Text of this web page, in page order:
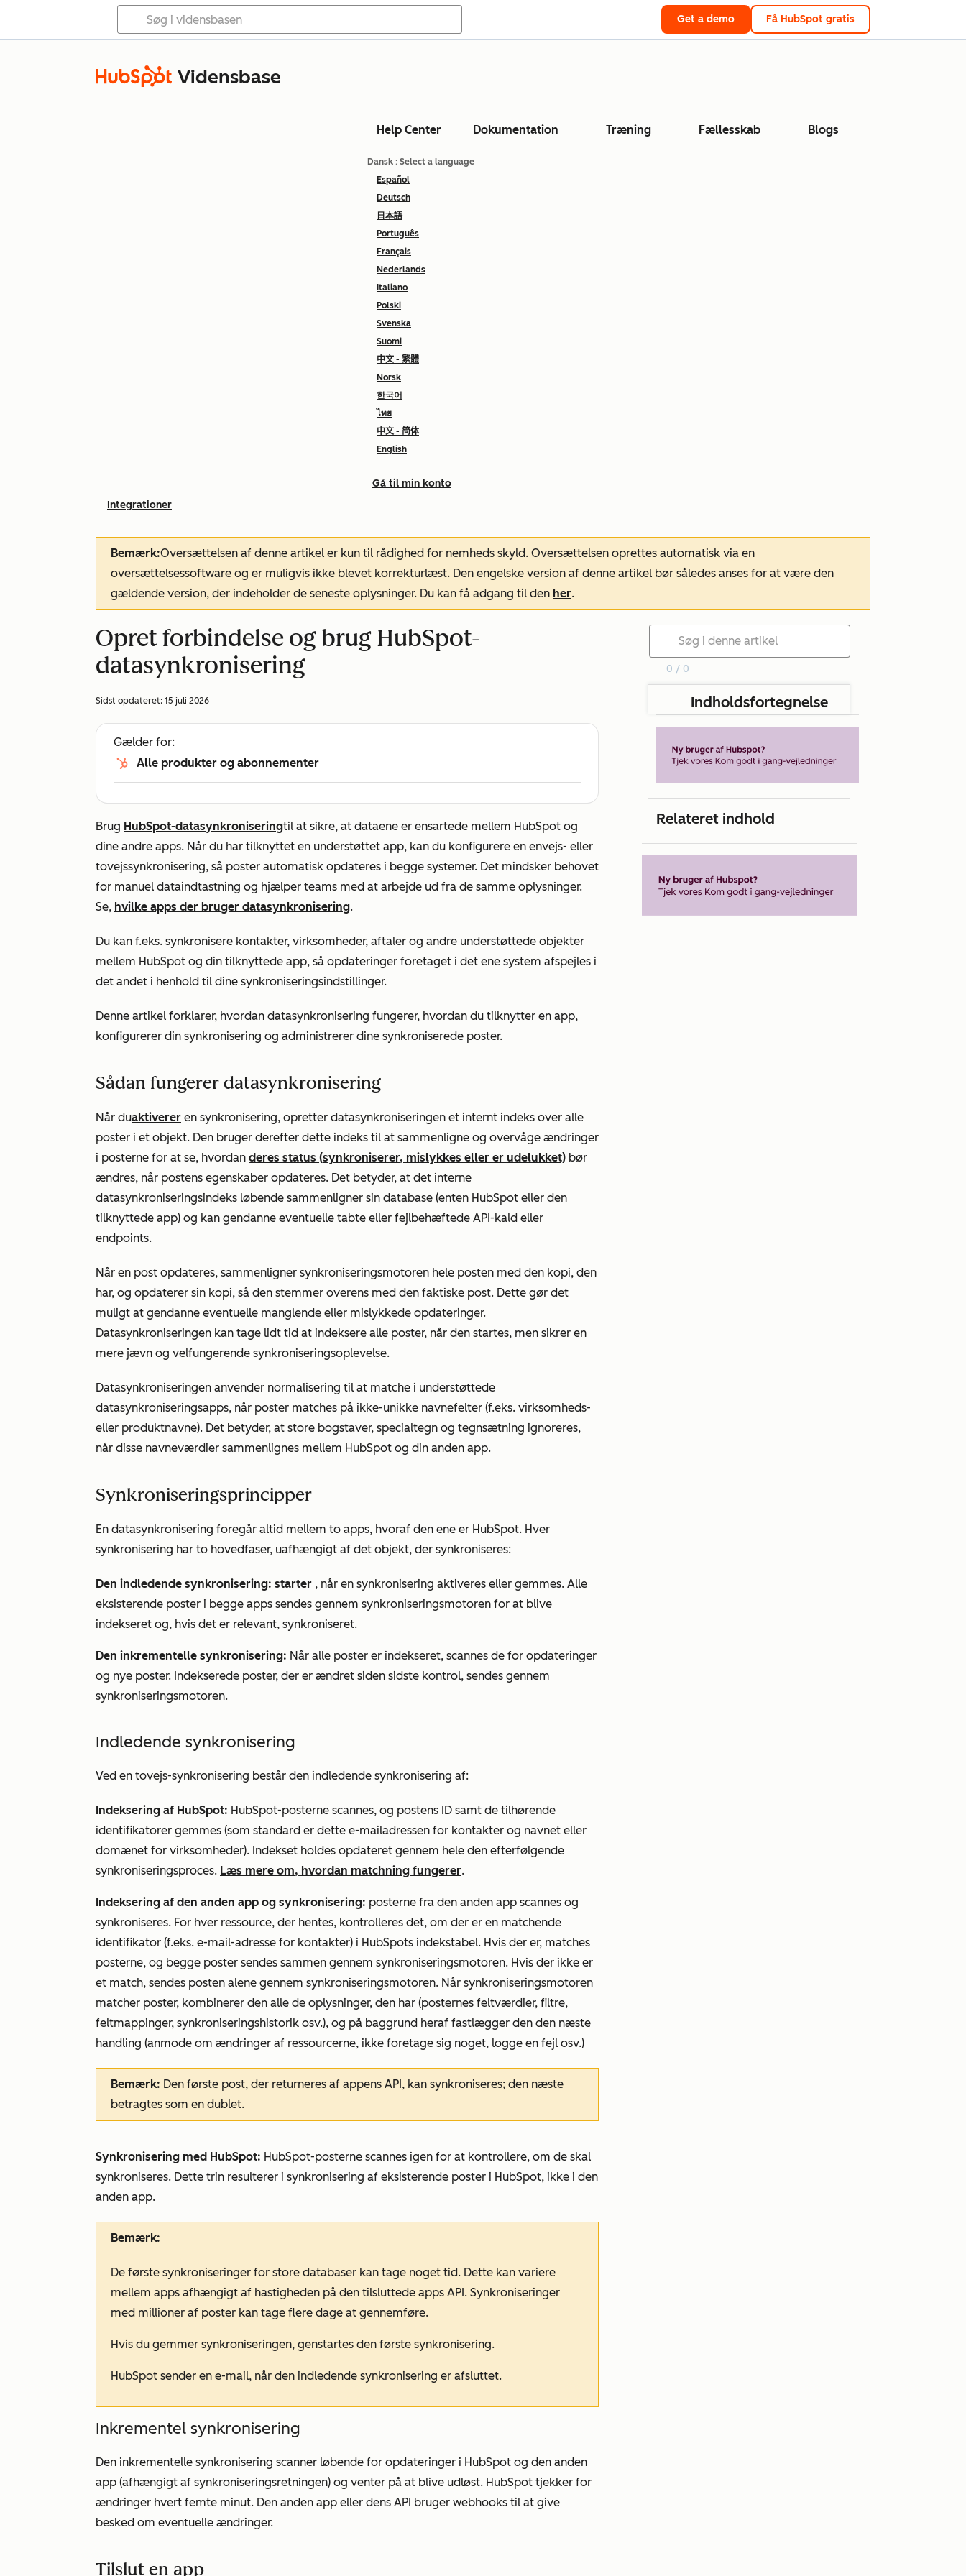
Get a demo Få HubSpot gratis
Vidensbase
Help Center Dokumentation Træning Fællesskab Blogs
Dansk : Select a language
Español
Deutsch
日本語
Português
Français
Nederlands
Italiano
Polski
Svenska
Suomi
中文 - 繁體
Norsk
한국어
ไทย
中文 - 简体
English
Gå til min konto
Integrationer
Bemærk:Oversættelsen af denne artikel er kun til rådighed for nemheds skyld. Oversættelsen oprettes automatisk via en
oversættelsessoftware og er muligvis ikke blevet korrekturlæst. Den engelske version af denne artikel bør således anses for at være den
gældende version, der indeholder de seneste oplysninger. Du kan få adgang til den her.
Opret forbindelse og brug HubSpot-
datasynkronisering
Sidst opdateret: 15 juli 2026
Gælder for:
Alle produkter og abonnementer
Brug HubSpot-datasynkroniseringtil at sikre, at dataene er ensartede mellem HubSpot og
dine andre apps. Når du har tilknyttet en understøttet app, kan du konfigurere en envejs- eller
tovejssynkronisering, så poster automatisk opdateres i begge systemer. Det mindsker behovet
for manuel dataindtastning og hjælper teams med at arbejde ud fra de samme oplysninger.
Se, hvilke apps der bruger datasynkronisering.
Du kan f.eks. synkronisere kontakter, virksomheder, aftaler og andre understøttede objekter
mellem HubSpot og din tilknyttede app, så opdateringer foretaget i det ene system afspejles i
det andet i henhold til dine synkroniseringsindstillinger.
Denne artikel forklarer, hvordan datasynkronisering fungerer, hvordan du tilknytter en app,
konfigurerer din synkronisering og administrerer dine synkroniserede poster.
Sådan fungerer datasynkronisering
Når duaktiverer en synkronisering, opretter datasynkroniseringen et internt indeks over alle
poster i et objekt. Den bruger derefter dette indeks til at sammenligne og overvåge ændringer
i posterne for at se, hvordan deres status (synkroniserer, mislykkes eller er udelukket) bør
ændres, når postens egenskaber opdateres. Det betyder, at det interne
datasynkroniseringsindeks løbende sammenligner sin database (enten HubSpot eller den
tilknyttede app) og kan gendanne eventuelle tabte eller fejlbehæftede API-kald eller
endpoints.
Når en post opdateres, sammenligner synkroniseringsmotoren hele posten med den kopi, den
har, og opdaterer sin kopi, så den stemmer overens med den faktiske post. Dette gør det
muligt at gendanne eventuelle manglende eller mislykkede opdateringer.
Datasynkroniseringen kan tage lidt tid at indeksere alle poster, når den startes, men sikrer en
mere jævn og velfungerende synkroniseringsoplevelse.
Datasynkroniseringen anvender normalisering til at matche i understøttede
datasynkroniseringsapps, når poster matches på ikke-unikke navnefelter (f.eks. virksomheds-
eller produktnavne). Det betyder, at store bogstaver, specialtegn og tegnsætning ignoreres,
når disse navneværdier sammenlignes mellem HubSpot og din anden app.
Synkroniseringsprincipper
En datasynkronisering foregår altid mellem to apps, hvoraf den ene er HubSpot. Hver
synkronisering har to hovedfaser, uafhængigt af det objekt, der synkroniseres:
Den indledende synkronisering: starter , når en synkronisering aktiveres eller gemmes. Alle
eksisterende poster i begge apps sendes gennem synkroniseringsmotoren for at blive
indekseret og, hvis det er relevant, synkroniseret.
Den inkrementelle synkronisering: Når alle poster er indekseret, scannes de for opdateringer
og nye poster. Indekserede poster, der er ændret siden sidste kontrol, sendes gennem
synkroniseringsmotoren.
Indledende synkronisering
Ved en tovejs-synkronisering består den indledende synkronisering af:
Indeksering af HubSpot: HubSpot-posterne scannes, og postens ID samt de tilhørende
identifikatorer gemmes (som standard er dette e-mailadressen for kontakter og navnet eller
domænet for virksomheder). Indekset holdes opdateret gennem hele den efterfølgende
synkroniseringsproces. Læs mere om, hvordan matchning fungerer.
Indeksering af den anden app og synkronisering: posterne fra den anden app scannes og
synkroniseres. For hver ressource, der hentes, kontrolleres det, om der er en matchende
identifikator (f.eks. e-mail-adresse for kontakter) i HubSpots indekstabel. Hvis der er, matches
posterne, og begge poster sendes sammen gennem synkroniseringsmotoren. Hvis der ikke er
et match, sendes posten alene gennem synkroniseringsmotoren. Når synkroniseringsmotoren
matcher poster, kombinerer den alle de oplysninger, den har (posternes feltværdier, filtre,
feltmappinger, synkroniseringshistorik osv.), og på baggrund heraf fastlægger den den næste
handling (anmode om ændringer af ressourcerne, ikke foretage sig noget, logge en fejl osv.)
Bemærk: Den første post, der returneres af appens API, kan synkroniseres; den næste
betragtes som en dublet.
Synkronisering med HubSpot: HubSpot-posterne scannes igen for at kontrollere, om de skal
synkroniseres. Dette trin resulterer i synkronisering af eksisterende poster i HubSpot, ikke i den
anden app.
Bemærk:
De første synkroniseringer for store databaser kan tage noget tid. Dette kan variere
mellem apps afhængigt af hastigheden på den tilsluttede apps API. Synkroniseringer
med millioner af poster kan tage flere dage at gennemføre.
Hvis du gemmer synkroniseringen, genstartes den første synkronisering.
HubSpot sender en e-mail, når den indledende synkronisering er afsluttet.
Inkrementel synkronisering
Den inkrementelle synkronisering scanner løbende for opdateringer i HubSpot og den anden
app (afhængigt af synkroniseringsretningen) og venter på at blive udløst. HubSpot tjekker for
ændringer hvert femte minut. Den anden app eller dens API bruger webhooks til at give
besked om eventuelle ændringer.
Tilslut en app
0 / 0
Indholdsfortegnelse
Relateret indhold